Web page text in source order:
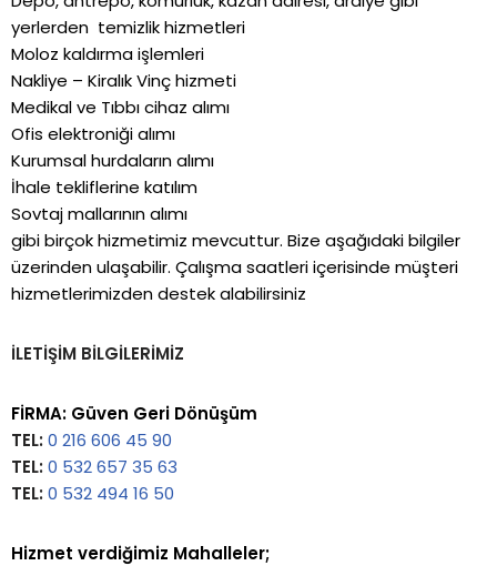
yerlerden temizlik hizmetleri
Moloz kaldırma işlemleri
Nakliye – Kiralık Vinç hizmeti
Medikal ve Tıbbı cihaz alımı
Ofis elektroniği alımı
Kurumsal hurdaların alımı
İhale tekliflerine katılım
Sovtaj mallarının alımı
gibi birçok hizmetimiz mevcuttur. Bize aşağıdaki bilgiler
üzerinden ulaşabilir. Çalışma saatleri içerisinde müşteri
hizmetlerimizden destek alabilirsiniz
İLETİŞİM BİLGİLERİMİZ
FİRMA: Güven Geri Dönüşüm
TEL: 0 216 606 45 90
TEL: 0 532 657 35 63
TEL: 0 532 494 16 50
Hizmet verdiğimiz Mahalleler;